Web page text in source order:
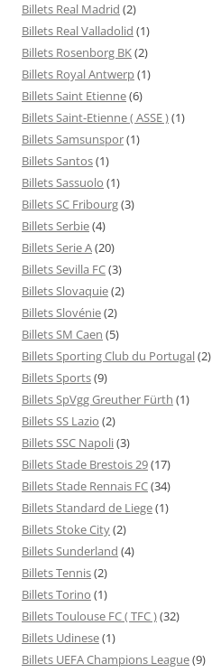
Billets Real Madrid (2)
Billets Real Valladolid (1)
Billets Rosenborg BK(2)
Billets Royal Antwerp(1)
Billets Saint Etienne(6)
Billets Saint-Etienne ( ASSE )(1)
Billets Samsunspor(1)
Billets Santos(1)
Billets Sassuolo (1)
Billets SC Fribourg(3)
Billets Serbie(4)
Billets Serie A(20)
Billets Sevilla FC(3)
Billets Slovaquie(2)
Billets Slovénie(2)
Billets SM Caen (5)
Billets Sporting Club du Portugal(2)
Billets Sports(9)
Billets SpVgg Greuther Fürth (1)
Billets SS Lazio (2)
Billets SSC Napoli(3)
Billets Stade Brestois 29(17)
Billets Stade Rennais FC(34)
Billets Standard de Liege(1)
Billets Stoke City(2)
Billets Sunderland (4)
Billets Tennis(2)
Billets Torino (1)
Billets Toulouse FC ( TFC )(32)
Billets Udinese(1)
Billets UEFA Champions League(9)